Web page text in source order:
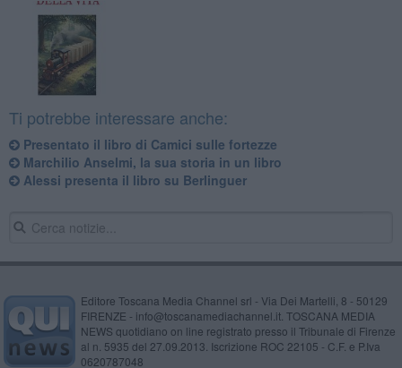
Ti potrebbe interessare anche:
Presentato il libro di Camici sulle fortezze
Marchilio Anselmi, la sua storia in un libro
Alessi presenta il libro su Berlinguer
Editore Toscana Media Channel srl - Via Dei Martelli, 8 - 50129
FIRENZE - info@toscanamediachannel.it. TOSCANA MEDIA
NEWS quotidiano on line registrato presso il Tribunale di Firenze
al n. 5935 del 27.09.2013. Iscrizione ROC 22105 - C.F. e P.Iva
0620787048